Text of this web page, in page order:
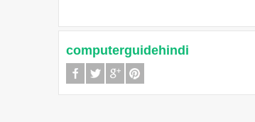
computerguidehindi